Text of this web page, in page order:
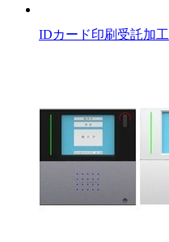
IDカード印刷受託加工